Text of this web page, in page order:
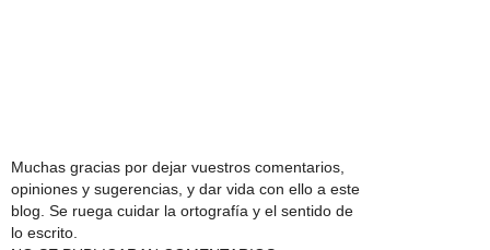
Muchas gracias por dejar vuestros comentarios,
opiniones y sugerencias, y dar vida con ello a este
blog. Se ruega cuidar la ortografía y el sentido de
lo escrito.